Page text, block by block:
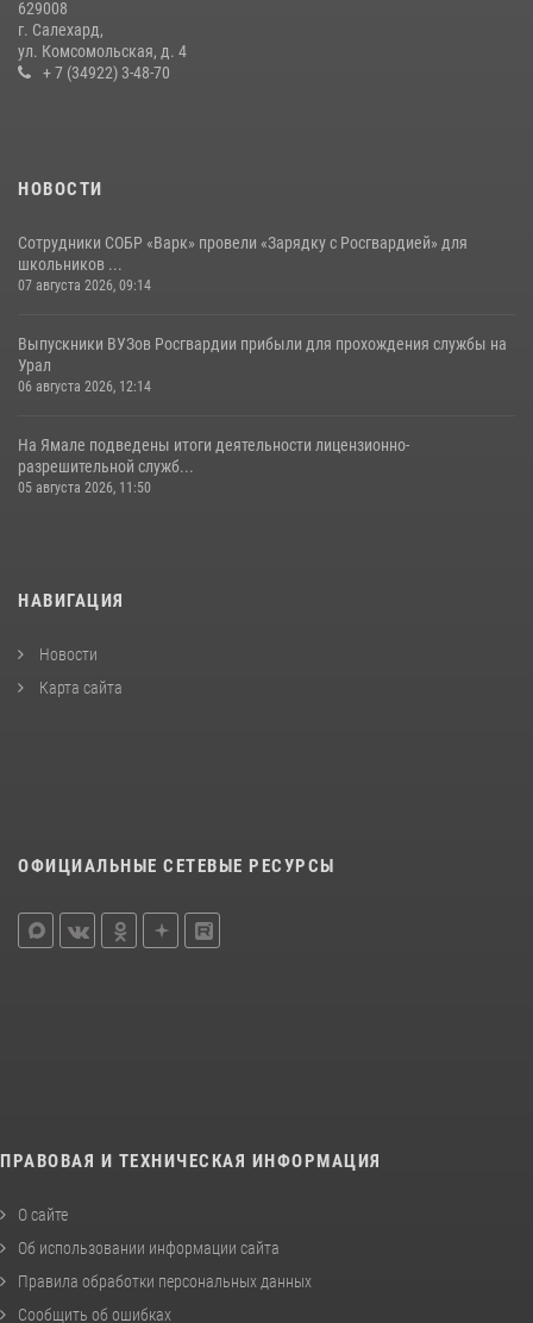
629008
г. Салехард,
ул. Комсомольская, д. 4
+ 7 (34922) 3-48-70
НОВОСТИ
Сотрудники СОБР «Варк» провели «Зарядку с Росгвардией» для
школьников ...
07 августа 2026, 09:14
Выпускники ВУЗов Росгвардии прибыли для прохождения службы на
Урал
06 августа 2026, 12:14
На Ямале подведены итоги деятельности лицензионно-
разрешительной служб...
05 августа 2026, 11:50
НАВИГАЦИЯ
Новости
Карта сайта
ОФИЦИАЛЬНЫЕ СЕТЕВЫЕ РЕСУРСЫ
ПРАВОВАЯ И ТЕХНИЧЕСКАЯ ИНФОРМАЦИЯ
О сайте
Об использовании информации сайта
Правила обработки персональных данных
Сообщить об ошибках